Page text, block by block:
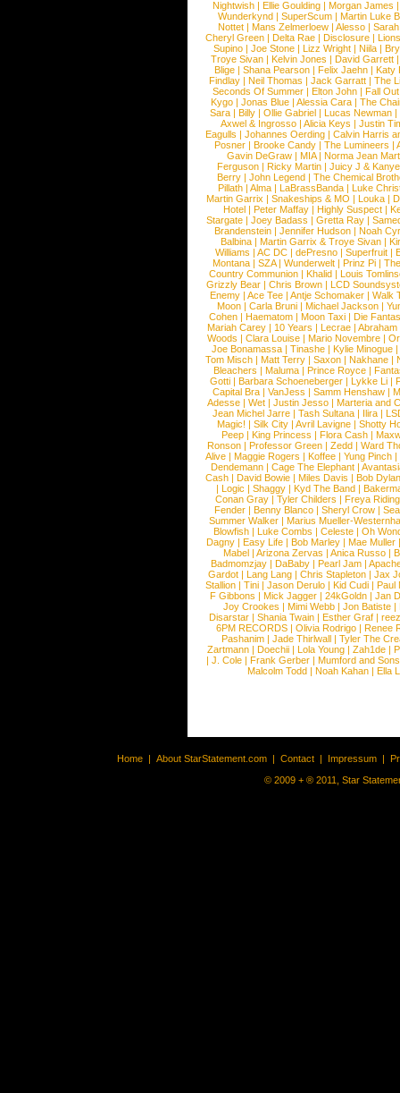
Nightwish |Ellie Goulding |Morgan James
Wunderkynd | SuperScum | Martin Luke
Nottet |Mans Zelmerloew |Alesso |
Cheryl Green |Delta Rae |Disclosure |
Supino |Joe Stone |Lizz Wright |Niila |
Troye Sivan | Kelvin Jones | David Garrett
Blige | Shana Pearson | Felix Jaehn | Katy
Findlay |Neil Thomas |Jack Garratt |The
Seconds Of Summer |Elton John |Fall
Kygo |Jonas Blue |Alessia Cara |The
Sara |Billy |Ollie Gabriel |Lucas Newman |
Axwel & Ingrosso | Alicia Keys | Justin
Eagulls |Johannes Oerding |Calvin Harris
Posner |Brooke Candy |The Lumineers |
Gavin DeGraw | MIA| Norma Jean
Ferguson | Ricky Martin | Juicy J &
Berry | John Legend | The Chemical
Pillath |Alma |LaBrassBanda |Luke
Martin Garrix | Snakeships & MO | Louka |
Hotel | Peter Maffay | Highly Suspect |
Stargate |Joey Badass |Gretta Ray |
Brandenstein |Jennifer Hudson |Noah
Balbina | Martin Garrix & Troye Sivan |
Williams |AC DC |dePresno |Superfruit |
Montana |SZA|Wunderwelt |Prinz Pi |
Country Communion | Khalid | Louis
Grizzly Bear | Chris Brown | LCD
Enemy | Ace Tee | Antje Schomaker | Walk
Moon |Carla Bruni |Michael Jackson |
Cohen |Haematom |Moon Taxi |Die
Mariah Carey | 10 Years | Lecrae | Abraham
Woods |Clara Louise |Mario Novembre |
Joe Bonamassa | Tinashe | Kylie Minogue |
Tom Misch |Matt Terry |Saxon |Nakhane |
Bleachers | Maluma | Prince Royce |
Gotti |Barbara Schoeneberger |Lykke Li |
Capital Bra |VanJess |Samm Henshaw |
Adesse |Wet |Justin Jesso |Marteria and
Jean Michel Jarre |Tash Sultana | Ilira |
Magic! | Silk City | Avril Lavigne | Shotty
Peep |King Princess |Flora Cash |
Ronson |Professor Green |Zedd |Ward
Alive |Maggie Rogers |Koffee |Yung Pinch |
Dendemann |Cage The Elephant |
Cash | David Bowie | Miles Davis | Bob Dylan
|Logic |Shaggy |Kyd The Band |
Conan Gray |Tyler Childers |Freya
Fender |Benny Blanco |Sheryl Crow |
Summer Walker |Marius Mueller-
Blowfish | Luke Combs | Celeste | Oh
Dagny |Easy Life |Bob Marley |Mae Muller
Mabel |Arizona Zervas |Anica Russo |
Badmomzjay |DaBaby |Pearl Jam |
Gardot | Lang Lang | Chris Stapleton | Jax
Stallion |Tini |Jason Derulo |Kid Cudi |Paul
F Gibbons | Mick Jagger | 24kGoldn | Jan
Joy Crookes | Mimi Webb | Jon Batiste |
Disarstar | Shania Twain | Esther Graf |
6PM RECORDS | Olivia Rodrigo | Renee
Pashanim |Jade Thirlwall |Tyler The
Zartmann | Doechii | Lola Young | Zah1de |
| J. Cole | Frank Gerber | Mumford and Sons
Malcolm Todd | Noah Kahan | Ella
Home | About StarStatement.com | Contact | Impressum |
© 2009 + ® 2011, Star